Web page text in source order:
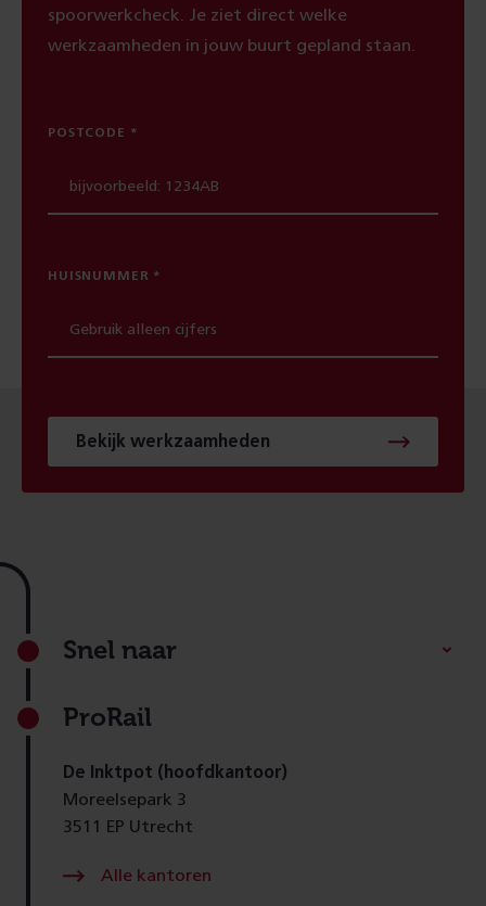
spoorwerkcheck. Je ziet direct welke
werkzaamheden in jouw buurt gepland staan.
POSTCODE
HUISNUMMER
Bekijk werkzaamheden
Footer
Snel naar
ProRail
De Inktpot (hoofdkantoor)
Moreelsepark 3
3511 EP Utrecht
Alle kantoren